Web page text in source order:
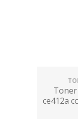
ce412a
451nw /